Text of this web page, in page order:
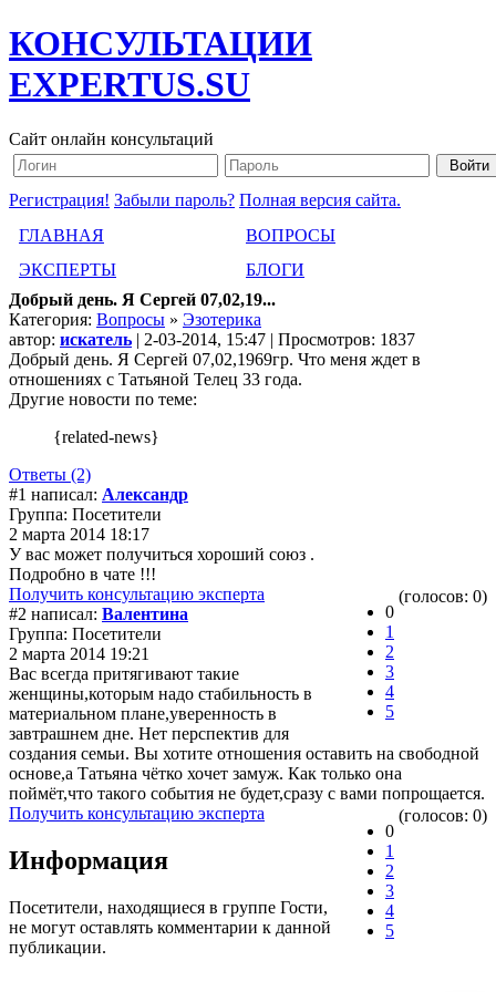
КОНСУЛЬТАЦИИ
EXPERTUS.SU
Сайт онлайн консультаций
Регистрация! Забыли пароль? Полная версия сайта.
ГЛАВНАЯ
ВОПРОСЫ
ЭКСПЕРТЫ
БЛОГИ
Добрый день. Я Сергей 07,02,19...
Категория: Вопросы » Эзотерика
автор: искатель | 2-03-2014, 15:47 | Просмотров: 1837
Добрый день. Я Сергей 07,02,1969гр. Что меня ждет в
отношениях с Татьяной Телец 33 года.
Другие новости по теме:
{related-news}
Ответы (2)
#1 написал: Александр
Группа: Посетители
2 марта 2014 18:17
У вас может получиться хороший союз .
Подробно в чате !!!
Получить консультацию эксперта
0
1
2
3
4
5
(голосов: 0)
#2 написал: Валентина
Группа: Посетители
2 марта 2014 19:21
Вас всегда притягивают такие
женщины,которым надо стабильность в
материальном плане,уверенность в
завтрашнем дне. Нет перспектив для
создания семьи. Вы хотите отношения оставить на свободной
основе,а Татьяна чётко хочет замуж. Как только она
поймёт,что такого события не будет,сразу с вами попрощается.
Получить консультацию эксперта
0
1
2
3
4
5
(голосов: 0)
Информация
Посетители, находящиеся в группе Гости,
не могут оставлять комментарии к данной
публикации.